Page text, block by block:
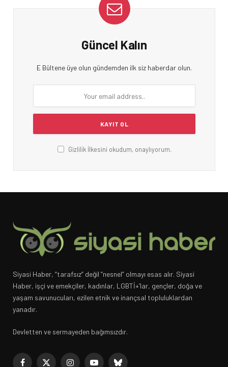
Güncel Kalın
E Bültene üye olun gündemden ilk siz haberdar olun.
Gizlilik İlkesini okudum, onaylıyorum.
Siyasi Haber, “tarafsız” değil “nesnel” olmayı esas alır. Siyasi
Haber, işçi ve emekçiler, kadınlar, LGBTİ+’lar, gençler, doğa ve
yaşam savunucuları, ezilen etnik ve inançsal topluluklardan
yanadır.
Devletten ve sermayeden bağımsızdır.